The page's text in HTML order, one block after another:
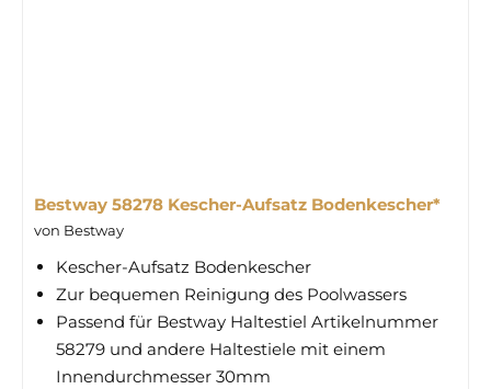
Bestway 58278 Kescher-Aufsatz Bodenkescher*
von Bestway
Kescher-Aufsatz Bodenkescher
Zur bequemen Reinigung des Poolwassers
Passend für Bestway Haltestiel Artikelnummer
58279 und andere Haltestiele mit einem
Innendurchmesser 30mm